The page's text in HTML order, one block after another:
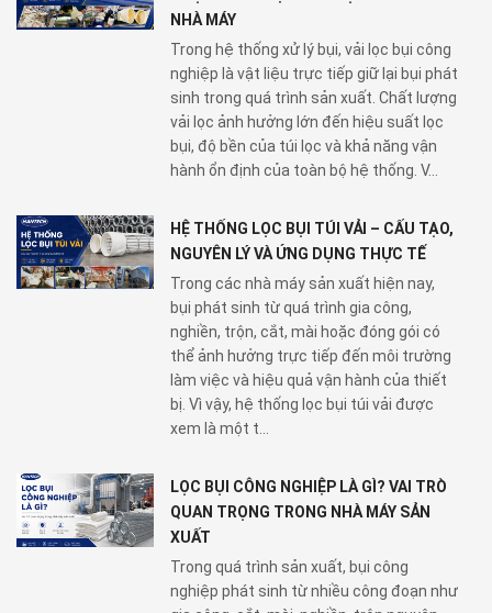
NHÀ MÁY
Trong hệ thống xử lý bụi, vải lọc bụi công
nghiệp là vật liệu trực tiếp giữ lại bụi phát
sinh trong quá trình sản xuất. Chất lượng
vải lọc ảnh hưởng lớn đến hiệu suất lọc
bụi, độ bền của túi lọc và khả năng vận
hành ổn định của toàn bộ hệ thống. V...
HỆ THỐNG LỌC BỤI TÚI VẢI – CẤU TẠO,
NGUYÊN LÝ VÀ ỨNG DỤNG THỰC TẾ
Trong các nhà máy sản xuất hiện nay,
bụi phát sinh từ quá trình gia công,
nghiền, trộn, cắt, mài hoặc đóng gói có
thể ảnh hưởng trực tiếp đến môi trường
làm việc và hiệu quả vận hành của thiết
bị. Vì vậy, hệ thống lọc bụi túi vải được
xem là một t...
LỌC BỤI CÔNG NGHIỆP LÀ GÌ? VAI TRÒ
QUAN TRỌNG TRONG NHÀ MÁY SẢN
XUẤT
Trong quá trình sản xuất, bụi công
nghiệp phát sinh từ nhiều công đoạn như